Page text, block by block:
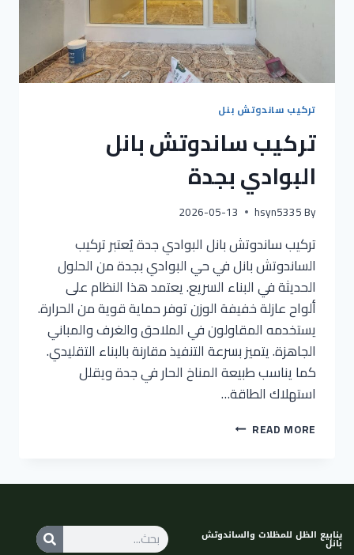
تركيب ساندوتش بنل
تركيب ساندوتش بانل
البوادي بجدة
By
hsyn5335
2026-05-13
تركيب ساندوتش بانل البوادي جدة يُعتبر تركيب
الساندوتش بانل في حي البوادي بجدة من الحلول
الحديثة في البناء السريع. يعتمد هذا النظام على
ألواح عازلة خفيفة الوزن توفر حماية قوية من الحرارة.
يستخدمه المقاولون في الملاحق والغرف والمباني
الجاهزة. يتميز بسرعة التنفيذ مقارنة بالبناء التقليدي.
كما يناسب طبيعة المناخ الحار في جدة ويقلل
استهلاك الطاقة…
READ MORE
ينابيع الظل للمظلات والساندوتش
بانل